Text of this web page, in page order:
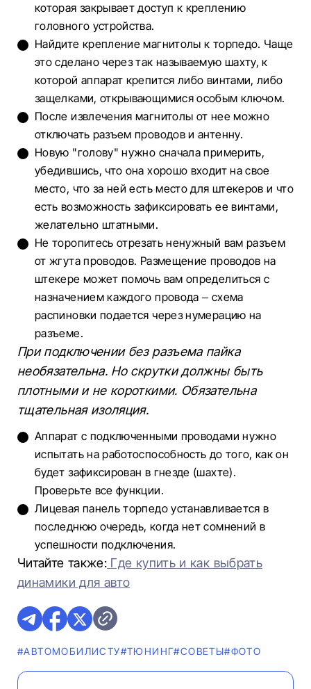
которая закрывает доступ к креплению
головного устройства.
Найдите крепление магнитолы к торпедо. Чаще
это сделано через так называемую шахту, к
которой аппарат крепится либо винтами, либо
защелками, открывающимися особым ключом.
После извлечения магнитолы от нее можно
отключать разъем проводов и антенну.
Новую "голову" нужно сначала примерить,
убедившись, что она хорошо входит на свое
место, что за ней есть место для штекеров и что
есть возможность зафиксировать ее винтами,
желательно штатными.
Не торопитесь отрезать ненужный вам разъем
от жгута проводов. Размещение проводов на
штекере может помочь вам определиться с
назначением каждого провода – схема
распиновки подается через нумерацию на
разъеме.
При подключении без разъема пайка
необязательна. Но скрутки должны быть
плотными и не короткими. Обязательна
тщательная изоляция.
Аппарат с подключенными проводами нужно
испытать на работоспособность до того, как он
будет зафиксирован в гнезде (шахте).
Проверьте все функции.
Лицевая панель торпедо устанавливается в
последнюю очередь, когда нет сомнений в
успешности подключения.
Читайте также: Где купить и как выбрать
динамики для авто
#АВТОМОБИЛИСТУ#ТЮНИНГ#СОВЕТЫ#ФОТО